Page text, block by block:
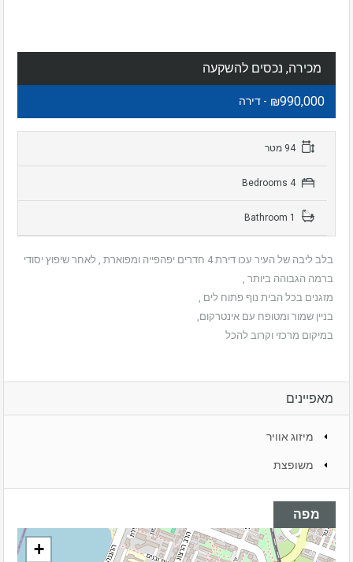
מכירה, נכסים להשקעה
₪990,000 - דירה
94 מטר
4 Bedrooms
בלב ליבה של העיר עכו דירת 4 חדרים יפהפייה ומפוארת , לאחר שיפוץ יסודי
ברמה הגבוהה ביותר ,
מזגנים בכל הבית נוף פתוח לים ,
בניין שמור ומטופח עם אינטרקום,
במיקום מרכזי וקרוב להכל
מאפיינים
מיזוג אוויר
משופצת
מפה
+